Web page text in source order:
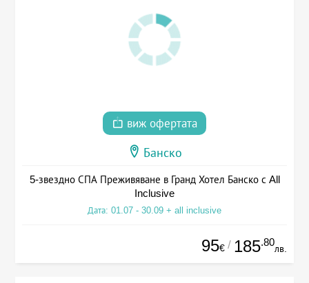
виж офертата
Банско
5-звездно СПА Преживяване в Гранд Хотел Банско с All
Inclusive
Дата: 01.07 - 30.09 + all inclusive
95€ / 185.80
лв.